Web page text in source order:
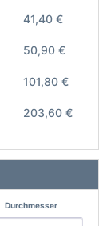
41,40 €
50,90 €
101,80 €
203,60 €
Durchmesser